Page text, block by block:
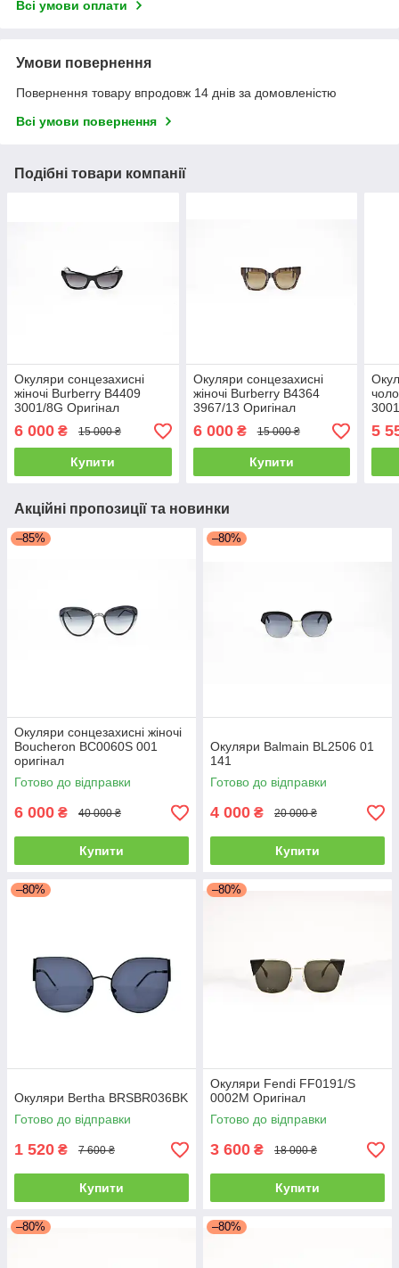
Всі умови оплати
Умови повернення
Повернення товару впродовж 14 днів за домовленістю
Всі умови повернення
Подібні товари компанії
Окуляри сонцезахисні
жіночі Burberry B4409
3001/8G Оригінал
6 000 ₴ 15 000 ₴
Купити
Окуляри сонцезахисні
жіночі Burberry B4364
3967/13 Оригінал
6 000₴ 15 000 ₴
Купити
5
Акційні пропозиції та новинки
–85%
Окуляри сонцезахисні жіночі
Boucheron BC0060S 001
оригінал
Готово до відправки
6 000 ₴ 40 000 ₴
Купити
–80%
Окуляри Balmain BL2506 01
141
Готово до відправки
4 000 ₴ 20 000 ₴
Купити
–80%
Окуляри Bertha BRSBR036BK
Готово до відправки
1 520 ₴ 7 600 ₴
Купити
–80%
Окуляри Fendi FF0191/S
0002M Оригінал
Готово до відправки
3 600 ₴ 18 000 ₴
Купити
–80% –80%